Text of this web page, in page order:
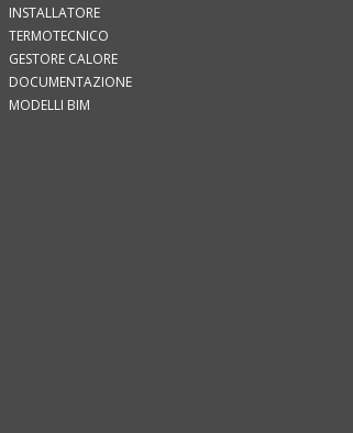
INSTALLATORE
TERMOTECNICO
GESTORE CALORE
DOCUMENTAZIONE
MODELLI BIM